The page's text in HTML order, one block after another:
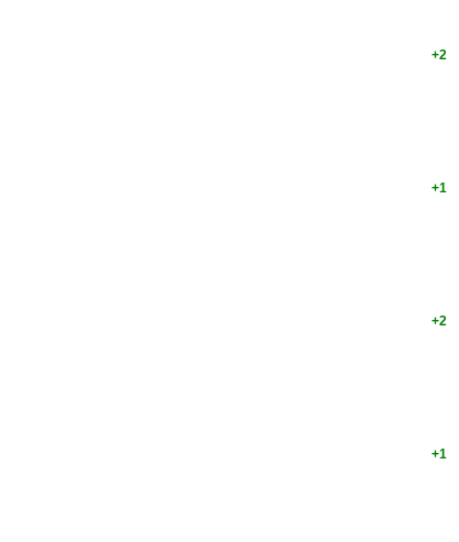
+2
+1
+2
+1